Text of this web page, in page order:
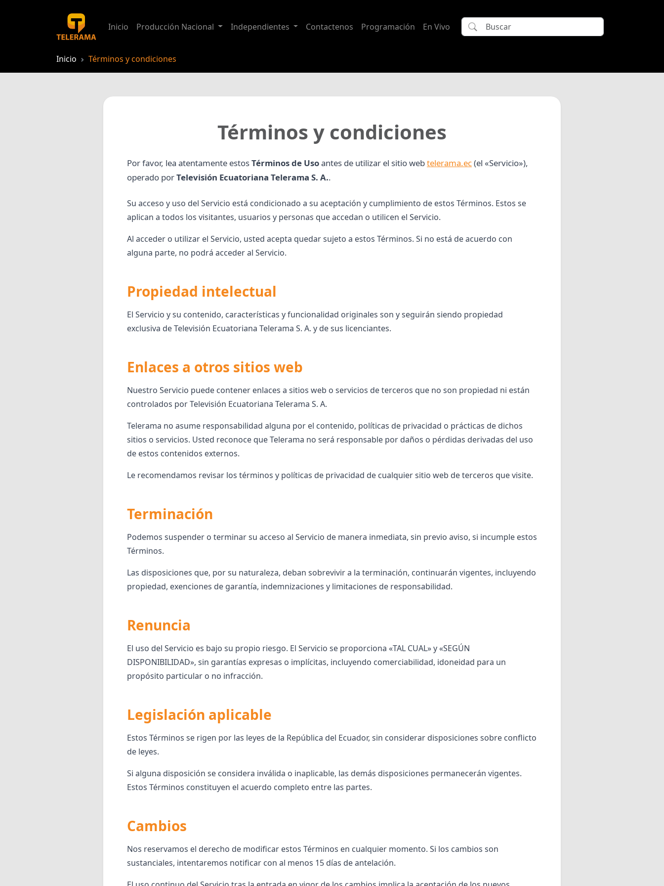
Inicio Producción Nacional Independientes Contactenos Programación En Vivo
Inicio Términos y condiciones
Términos y condiciones
Por favor, lea atentamente estosTérminos de Usoantes de utilizar el sitio webtelerama.ec(el «Servicio»),
operado porTelevisión Ecuatoriana Telerama S. A..
Su acceso y uso del Servicio está condicionado a su aceptación y cumplimiento de estos Términos. Estos se
aplican a todos los visitantes, usuarios y personas que accedan o utilicen el Servicio.
Al acceder o utilizar el Servicio, usted acepta quedar sujeto a estos Términos. Si no está de acuerdo con
alguna parte, no podrá acceder al Servicio.
Propiedad intelectual
El Servicio y su contenido, características y funcionalidad originales son y seguirán siendo propiedad
exclusiva de Televisión Ecuatoriana Telerama S. A. y de sus licenciantes.
Enlaces a otros sitios web
Nuestro Servicio puede contener enlaces a sitios web o servicios de terceros que no son propiedad ni están
controlados por Televisión Ecuatoriana Telerama S. A.
Telerama no asume responsabilidad alguna por el contenido, políticas de privacidad o prácticas de dichos
sitios o servicios. Usted reconoce que Telerama no será responsable por daños o pérdidas derivadas del uso
de estos contenidos externos.
Le recomendamos revisar los términos y políticas de privacidad de cualquier sitio web de terceros que visite.
Terminación
Podemos suspender o terminar su acceso al Servicio de manera inmediata, sin previo aviso, si incumple estos
Términos.
Las disposiciones que, por su naturaleza, deban sobrevivir a la terminación, continuarán vigentes, incluyendo
propiedad, exenciones de garantía, indemnizaciones y limitaciones de responsabilidad.
Renuncia
El uso del Servicio es bajo su propio riesgo. El Servicio se proporciona «TAL CUAL» y «SEGÚN
DISPONIBILIDAD», sin garantías expresas o implícitas, incluyendo comerciabilidad, idoneidad para un
propósito particular o no infracción.
Legislación aplicable
Estos Términos se rigen por las leyes de la República del Ecuador, sin considerar disposiciones sobre conflicto
de leyes.
Si alguna disposición se considera inválida o inaplicable, las demás disposiciones permanecerán vigentes.
Estos Términos constituyen el acuerdo completo entre las partes.
Cambios
Nos reservamos el derecho de modificar estos Términos en cualquier momento. Si los cambios son
sustanciales, intentaremos notificar con al menos 15 días de antelación.